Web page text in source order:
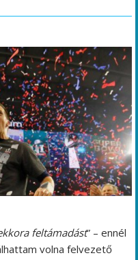
feltámadást” – ennél
volna felvezető